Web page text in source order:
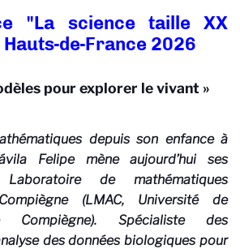
"La science taille XX
de-France 2026
pour explorer le vivant »
depuis son enfance à
Felipe mène aujourd’hui ses
de mathématiques
(LMAC, Université de
Compiègne). Spécialiste des
des données biologiques pour